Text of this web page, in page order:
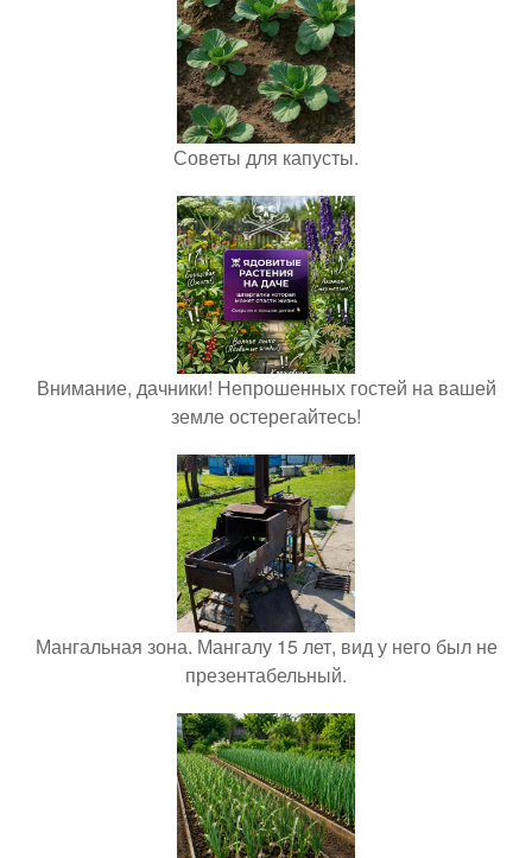
Советы для капусты.
Внимание, дачники! Непрошенных гостей на вашей
земле остерегайтесь!
Мангальная зона. Мангалу 15 лет, вид у него был не
презентабельный.